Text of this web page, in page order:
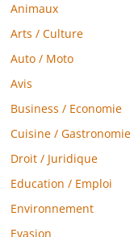
Animaux
Arts / Culture
Auto / Moto
Avis
Business / Economie
Cuisine / Gastronomie
Droit / Juridique
Education / Emploi
Environnement
Evasion